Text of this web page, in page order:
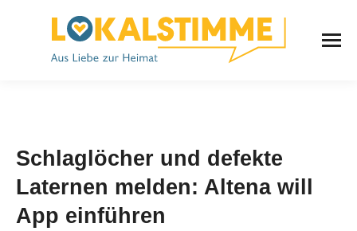
Schlaglöcher und defekte
Laternen melden: Altena will
App einführen